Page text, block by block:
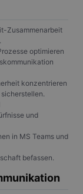
Zusammenarbeit
optimieren
konzentrieren
und
in MS Teams und
befassen.